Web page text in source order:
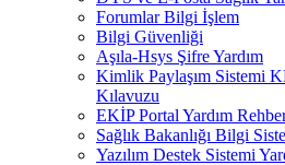
Forumlar Bilgi İşlem
Bilgi Güvenliği
Aşıla-Hsys Şifre Yardım
Kimlik Paylaşım Sistemi
Kılavuzu
EKİP Portal Yardım
Sağlık Bakanlığı Bilgi
Yazılım Destek Sistemi